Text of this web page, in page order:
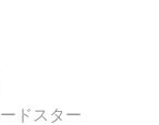
ドスター